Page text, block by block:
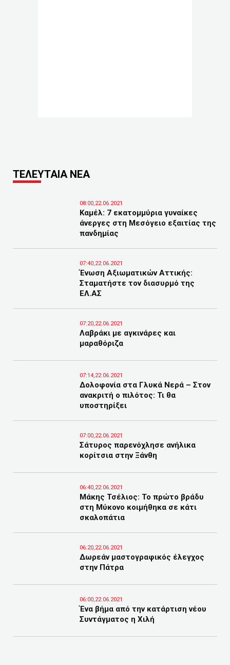
ΤΕΛΕΥΤΑΙΑ ΝΕΑ
08:00,22.06.2021
Καμέλ: 7 εκατομμύρια γυναίκες
άνεργες στη Μεσόγειο εξαιτίας της
πανδημίας
07:40,22.06.2021
Ένωση Αξιωματικών Αττικής:
Σταματήστε τον διασυρμό της
ΕΛ.ΑΣ
07:20,22.06.2021
Λαβράκι με αγκινάρες και
μαραθόριζα
07:14,22.06.2021
Δολοφονία στα Γλυκά Νερά – Στον
ανακριτή ο πιλότος: Τι θα
υποστηρίξει
07:00,22.06.2021
Σάτυρος παρενόχλησε ανήλικα
κορίτσια στην Ξάνθη
06:40,22.06.2021
Μάκης Τσέλιος: Το πρώτο βράδυ
στη Μύκονο κοιμήθηκα σε κάτι
σκαλοπάτια
06:20,22.06.2021
Δωρεάν μαστογραφικός έλεγχος
στην Πάτρα
06:00,22.06.2021
Ένα βήμα από την κατάρτιση νέου
Συντάγματος η Χιλή